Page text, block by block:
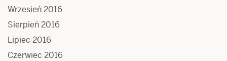
Wrzesień 2016
Sierpień 2016
Lipiec 2016
Czerwiec 2016